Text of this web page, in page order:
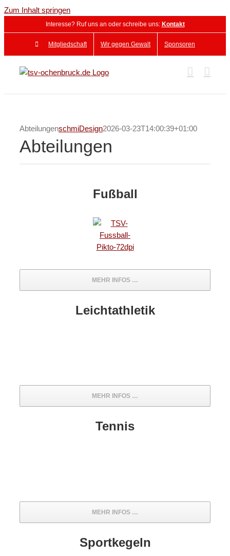
Zum Inhalt springen
Interesse? Ruf uns an oder schreibe uns: Kontakt
Mitgliedschaft Wir gegen Gewalt Sponsoren
AbteilungenschmiDesign2026-03-23T14:00:39+01:00
Abteilungen
Fußball
MEHR INFOS …
Leichtathletik
MEHR INFOS …
Tennis
MEHR INFOS …
Sportkegeln